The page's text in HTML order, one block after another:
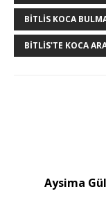
BITLIS KOCA
BITLIS'TE KOCA
Aysima